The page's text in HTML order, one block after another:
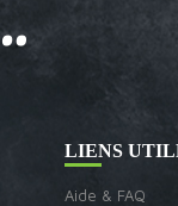
LIENS
Aide & FAQ